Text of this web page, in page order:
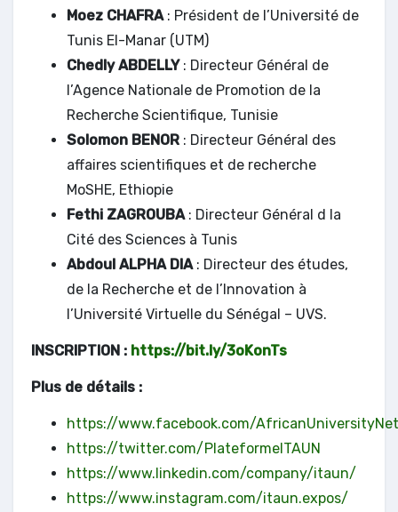
Moez CHAFRA: Président de l’Université de
Tunis El-Manar (UTM)
Chedly ABDELLY: Directeur Général de
l’Agence Nationale de Promotion de la
Recherche Scientifique, Tunisie
Solomon BENOR : Directeur Général des
affaires scientifiques et de recherche
MoSHE, Ethiopie
Fethi ZAGROUBA: Directeur Général d la
Cité des Sciences à Tunis
Abdoul ALPHA DIA: Directeur des études,
de la Recherche et de l’Innovation à
l’Université Virtuelle du Sénégal – UVS.
INSCRIPTION : https://bit.ly/3oKonTs
Plus de détails :
https://www.facebook.com/
https://twitter.com/PlateformeITAUN
https://www.linkedin.com/company/itaun/
https://www.instagram.com/itaun.expos/